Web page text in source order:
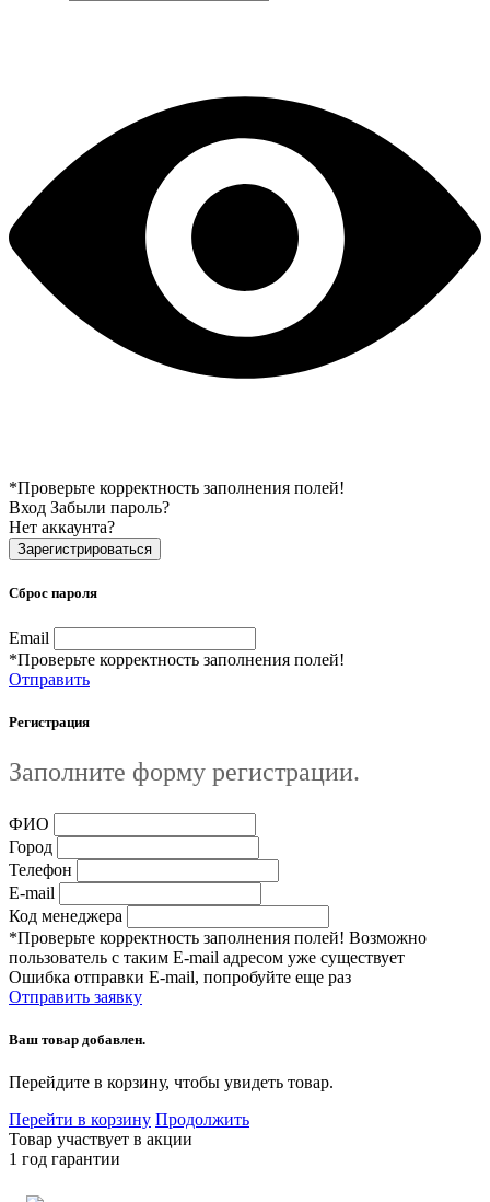
*Проверьте корректность заполнения полей!
Вход Забыли пароль?
Нет аккаунта?
Зарегистрироваться
Сброс пароля
Email
*Проверьте корректность заполнения полей!
Отправить
Регистрация
Заполните форму регистрации.
ФИО
Город
Телефон
E-mail
Код менеджера
*Проверьте корректность заполнения полей! Возможно
пользователь с таким E-mail адресом уже существует
Ошибка отправки E-mail, попробуйте еще раз
Отправить заявку
Ваш товар добавлен.
Перейдите в корзину, чтобы увидеть товар.
Перейти в корзину Продолжить
Товар участвует в акции
1 год гарантии